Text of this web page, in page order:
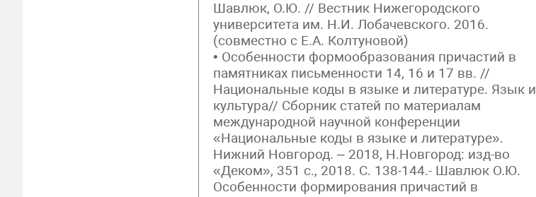
Шавлюк, О.Ю. // Вестник Нижегородского
университета им. Н.И. Лобачевского. 2016.
(совместно с Е.А. Колтуновой)
• Особенности формообразования причастий в
памятниках письменности 14, 16 и 17 вв. //
Национальные коды в языке и литературе. Язык и
культура// Сборник статей по материалам
международной научной конференции
«Национальные коды в языке и литературе».
Нижний Новгород. – 2018, Н.Новгород: изд-во
«Деком», 351 с., 2018. С. 138-144.- Шавлюк О.Ю.
Особенности формирования причастий в